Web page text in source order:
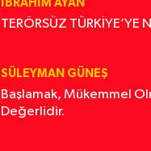
İBRAHİM AYAN
TERÖRSÜZ TÜRKİYE’YE
SÜLEYMAN GÜNEŞ
Başlamak, Mükemmel
Değerlidir.